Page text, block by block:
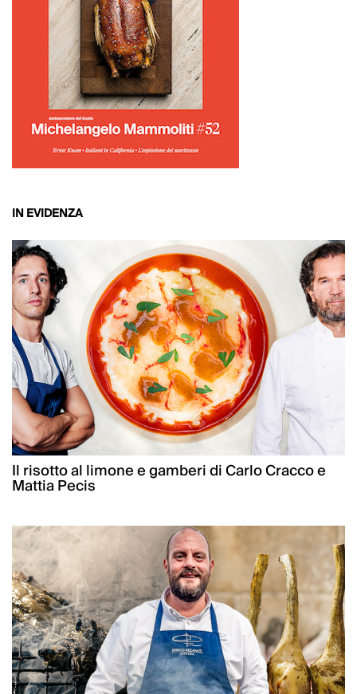
IN EVIDENZA
Il risotto al limone e gamberi di Carlo Cracco e
Mattia Pecis